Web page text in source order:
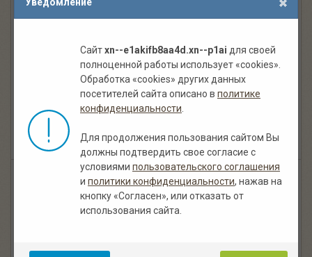
Беседка под старину
от 10 до 15 человек,цвет палисандр
Есть в наличии
В корзину
Сайтxn--e1akifb8aa4d.xn--p1ai для своей
полноценной работы использует «cookies».
Обработка «cookies» других данных
посетителей сайта описано в политике
конфиденциальности
Для продолжения пользования сайтом Вы
должны подтвердить свое согласие с
условиями пользовательского соглашения
и политики конфиденциальности, нажав на
кнопку «Согласен», или отказать от
использования сайта.